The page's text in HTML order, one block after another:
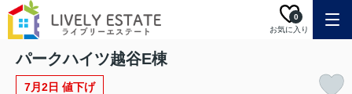
お気に入り
0
パークハイツ越谷E棟
7月2日 値下げ